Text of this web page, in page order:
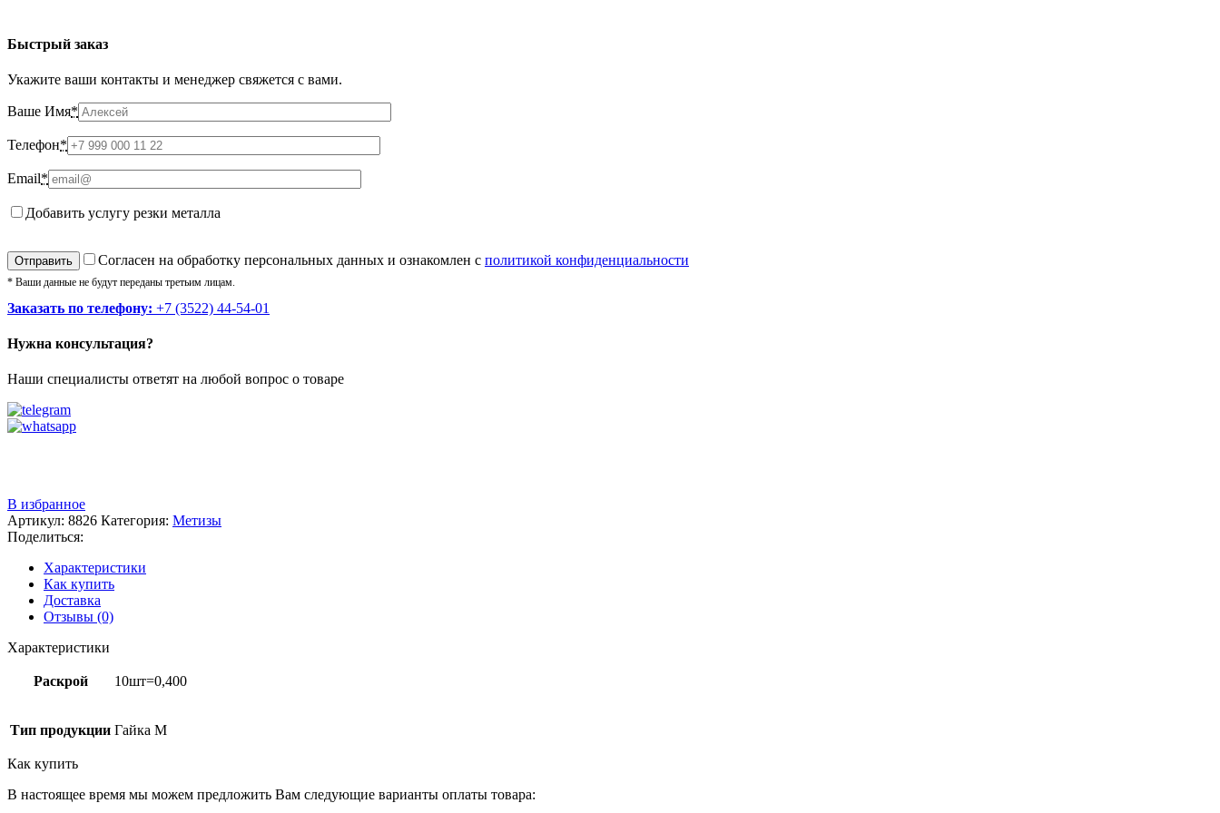
Быстрый заказ
Укажите ваши контакты и менеджер свяжется с вами.
Ваше Имя*
Телефон*
Email*
Добавить услугу резки металла
Cогласен на обработку персональных данных и ознакомлен с политикой конфиденциальности
* Ваши данные не будут переданы третьим лицам.
Заказать по телефону: +7 (3522) 44-54-01
Нужна консультация?
Наши специалисты ответят на любой вопрос о товаре
В избранное
Артикул: 8826 Категория: Метизы
Поделиться:
Характеристики
Как купить
Доставка
Отзывы (0)
Характеристики
Раскрой 10шт=0,400
Тип продукции Гайка М
Как купить
В настоящее время мы можем предложить Вам следующие варианты оплаты товара: